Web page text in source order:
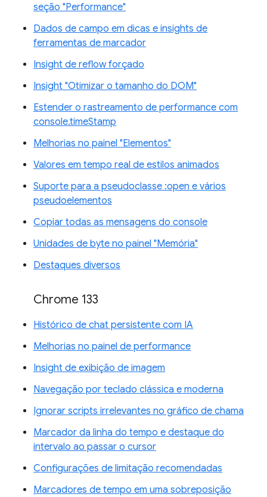
seção "Performance"
Dados de campo em dicas e insights de
ferramentas de marcador
Insight de reflow forçado
Insight "Otimizar o tamanho do DOM"
Estender o rastreamento de performance com
console.timeStamp
Melhorias no painel "Elementos"
Valores em tempo real de estilos animados
Suporte para a pseudoclasse :open e vários
pseudoelementos
Copiar todas as mensagens do console
Unidades de byte no painel "Memória"
Destaques diversos
Chrome 133
Histórico de chat persistente com IA
Melhorias no painel de performance
Insight de exibição de imagem
Navegação por teclado clássica e moderna
Ignorar scripts irrelevantes no gráfico de chama
Marcador da linha do tempo e destaque do
intervalo ao passar o cursor
Configurações de limitação recomendadas
Marcadores de tempo em uma sobreposição